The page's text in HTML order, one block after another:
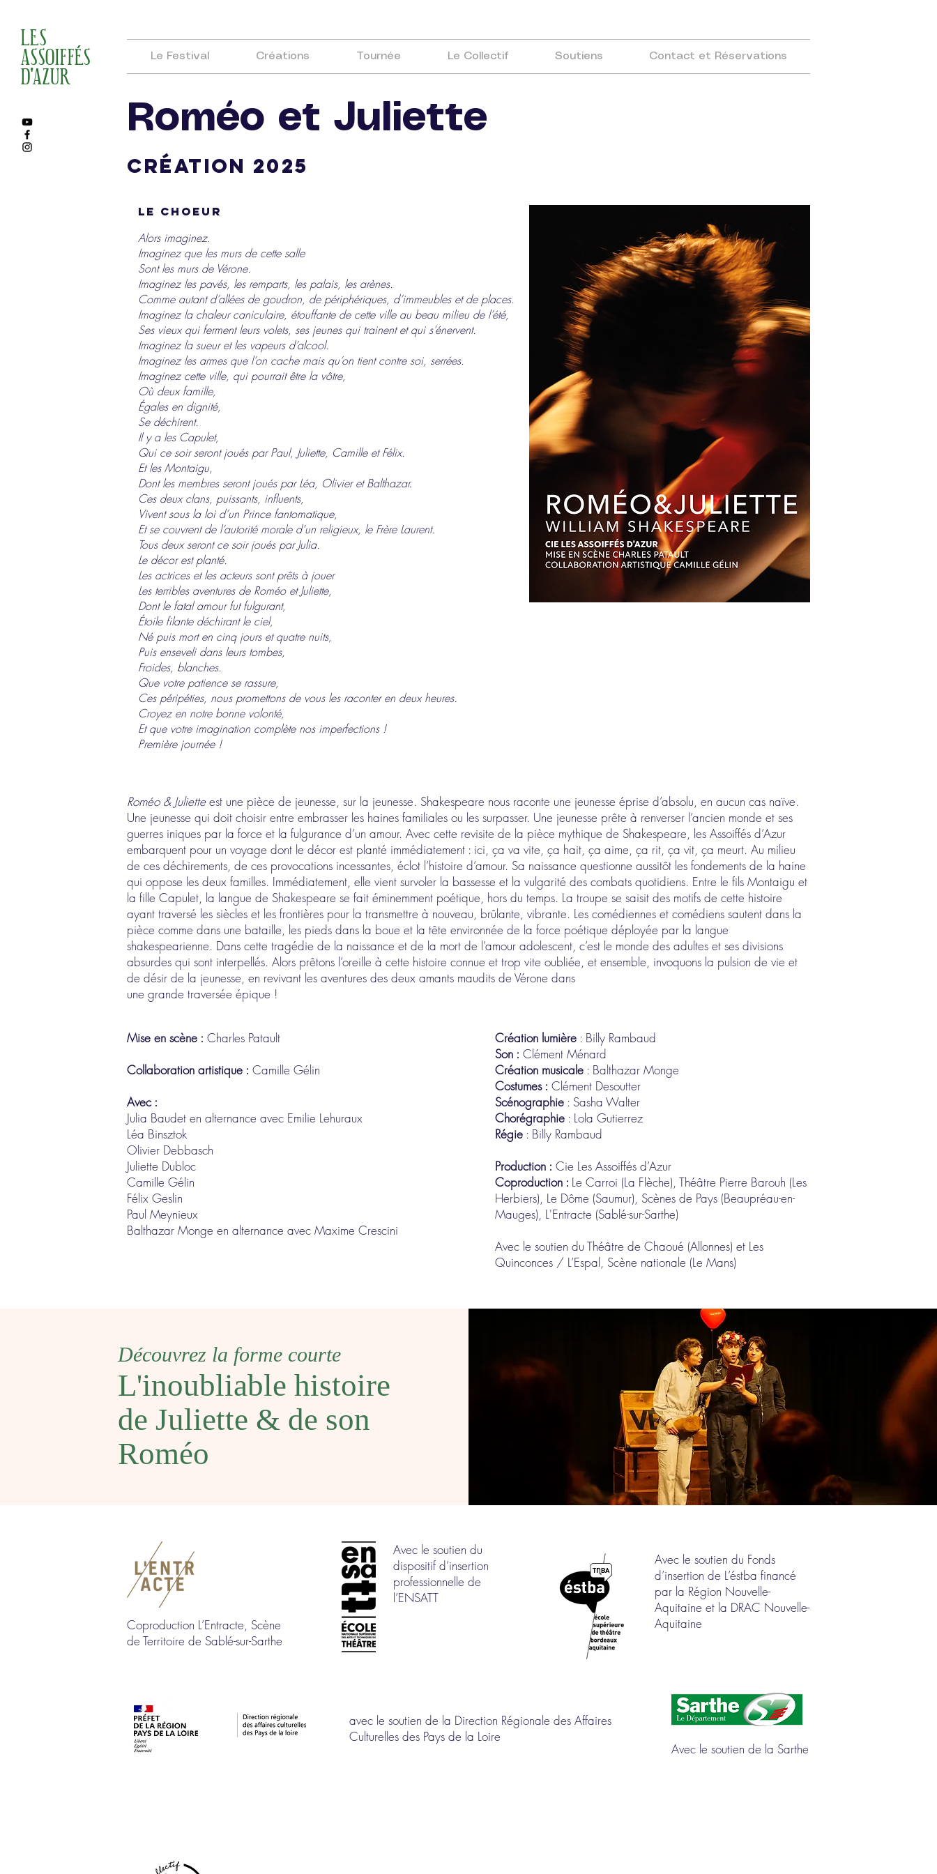
LES
ASSOIFFÉS
D'AZUR
Le Festival Créations Tournée Le Collectif Soutiens Contact et Réservations
Roméo et Juliette
création 2025
le choeur
Alors imaginez.
Imaginez que les murs de cette salle
Sont les murs de Vérone.
Imaginez les pavés, les remparts, les palais, les arènes.
Comme autant d’allées de goudron, de périphériques, d’immeubles et de places.
Imaginez la chaleur caniculaire, étouffante de cette ville au beau milieu de l’été,
Ses vieux qui ferment leurs volets, ses jeunes qui trainent et qui s’énervent.
Imaginez la sueur et les vapeurs d’alcool.
Imaginez les armes que l’on cache mais qu’on tient contre soi, serrées.
Imaginez cette ville, qui pourrait être la vôtre,
Où deux famille,
Égales en dignité,
Se déchirent.
Il y a les Capulet,
Qui ce soir seront joués par Paul, Juliette, Camille et Félix.
Et les Montaigu,
Dont les membres seront joués par Léa, Olivier et Balthazar.
Ces deux clans, puissants, influents,
Vivent sous la loi d’un Prince fantomatique,
Et se couvrent de l’autorité morale d’un religieux, le Frère Laurent.
Tous deux seront ce soir joués par Julia.
Le décor est planté.
Les actrices et les acteurs sont prêts à jouer
Les terribles aventures de Roméo et Juliette,
Dont le fatal amour fut fulgurant,
Étoile filante déchirant le ciel,
Né puis mort en cinq jours et quatre nuits,
Puis enseveli dans leurs tombes,
Froides, blanches.
Que votre patience se rassure,
Ces péripéties, nous promettons de vous les raconter en deux heures.
Croyez en notre bonne volonté,
Et que votre imagination complète nos imperfections !
Première journée !
Roméo & Julietteest une pièce de jeunesse, sur la jeunesse. Shakespeare nous raconte une jeunesse éprise d’absolu, en aucun cas naïve.
Une jeunesse qui doit choisir entre embrasser les haines familiales ou les surpasser. Une jeunesse prête à renverser l’ancien monde et ses
guerres iniques par la force et la fulgurance d’un amour. Avec cette revisite de la pièce mythique de Shakespeare, les Assoiffés d’Azur
embarquent pour un voyage dont le décor est planté immédiatement : ici, ça va vite, ça hait, ça aime, ça rit, ça vit, ça meurt. Au milieu
de ces déchirements, de ces provocations incessantes, éclot l’histoire d’amour. Sa naissance questionne aussitôt les fondements de la haine
qui oppose les deux familles. Immédiatement, elle vient survoler la bassesse et la vulgarité des combats quotidiens. Entre le fils Montaigu et
la fille Capulet, la langue de Shakespeare se fait éminemment poétique, hors du temps. La troupe se saisit des motifs de cette histoire
ayant traversé les siècles et les frontières pour la transmettre à nouveau, brûlante, vibrante. Les comédiennes et comédiens sautent dans la
pièce comme dans une bataille, les pieds dans la boue et la tête environnée de la force poétique déployée par la langue
shakespearienne. Dans cette tragédie de la naissance et de la mort de l’amour adolescent, c’est le monde des adultes et ses divisions
absurdes qui sont interpellés. Alors prêtons l’oreille à cette histoire connue et trop vite oubliée, et ensemble, invoquons la pulsion de vie et
de désir de la jeunesse, en revivant les aventures des deux amants maudits de Vérone dans
une grande traversée épique !
Mise en scène : Charles Patault
Collaboration artistique : Camille Gélin
Avec :
Julia Baudet en alternance avec Emilie Lehuraux
Léa Binsztok
Olivier Debbasch
Juliette Dubloc
Camille Gélin
Félix Geslin
Paul Meynieux
Balthazar Monge en alternance avec Maxime Crescini
​Création lumière : Billy Rambaud
Son : Clément Ménard
Création musicale : Balthazar Monge
Costumes : Clément Desoutter
Scénographie : Sasha Walter
Chorégraphie : Lola Gutierrez
Régie : Billy Rambaud
Production : Cie Les Assoiffés d’Azur
Coproduction : Le Carroi (La Flèche), Théâtre Pierre Barouh (Les
Herbiers), Le Dôme (Saumur), Scènes de Pays (Beaupréau-en-
Mauges), L'Entracte (Sablé-sur-Sarthe)
Avec le soutien du Théâtre de Chaoué (Allonnes) et Les
Quinconces / L’Espal, Scène nationale (Le Mans)
Découvrez la forme courte
L'inoubliable histoire
de Juliette & de son
Roméo
Coproduction L’Entracte, Scène
de Territoire de Sablé-sur-Sarthe
Avec le soutien du
dispositif d’insertion
professionnelle de
l’ENSATT
Avec le soutien du Fonds
d’insertion de L’éstba financé
par la Région Nouvelle-
Aquitaine et la DRAC Nouvelle-
Aquitaine
avec le soutien de la Direction Régionale des Affaires
Culturelles des Pays de la Loire
Avec le soutien de la Sarthe